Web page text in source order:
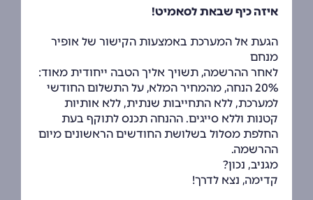
הרשמה בקליק עם Google
הרשמה בקליק עם Facebook
הרשמה בקליק עם Apple
או
איזה כיף שבאת לסאמיט!
הגעת אל המערכת באמצעות הקישור של אופיר
מנחם
לאחר ההרשמה, תשויך אליך הטבה ייחודית מאוד:
20% הנחה, מהמחיר המלא, על התשלום החודשי
למערכת, ללא התחייבות שנתית, ללא אותיות
קטנות וללא סייגים. ההנחה תכנס לתוקף בעת
החלפת מסלול בשלושת החודשים הראשונים מיום
ההרשמה.
מגניב, נכון?
קדימה, נצא לדרך!